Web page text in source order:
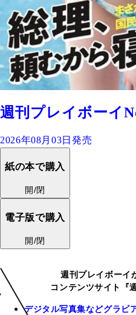
週刊プレイボーイ
2026年08月03日発売
紙の本で購入
開/閉
電子版で購入
開/閉
週刊プレイボーイ
コンテンツサイト『
デジタル写真集などグラビ